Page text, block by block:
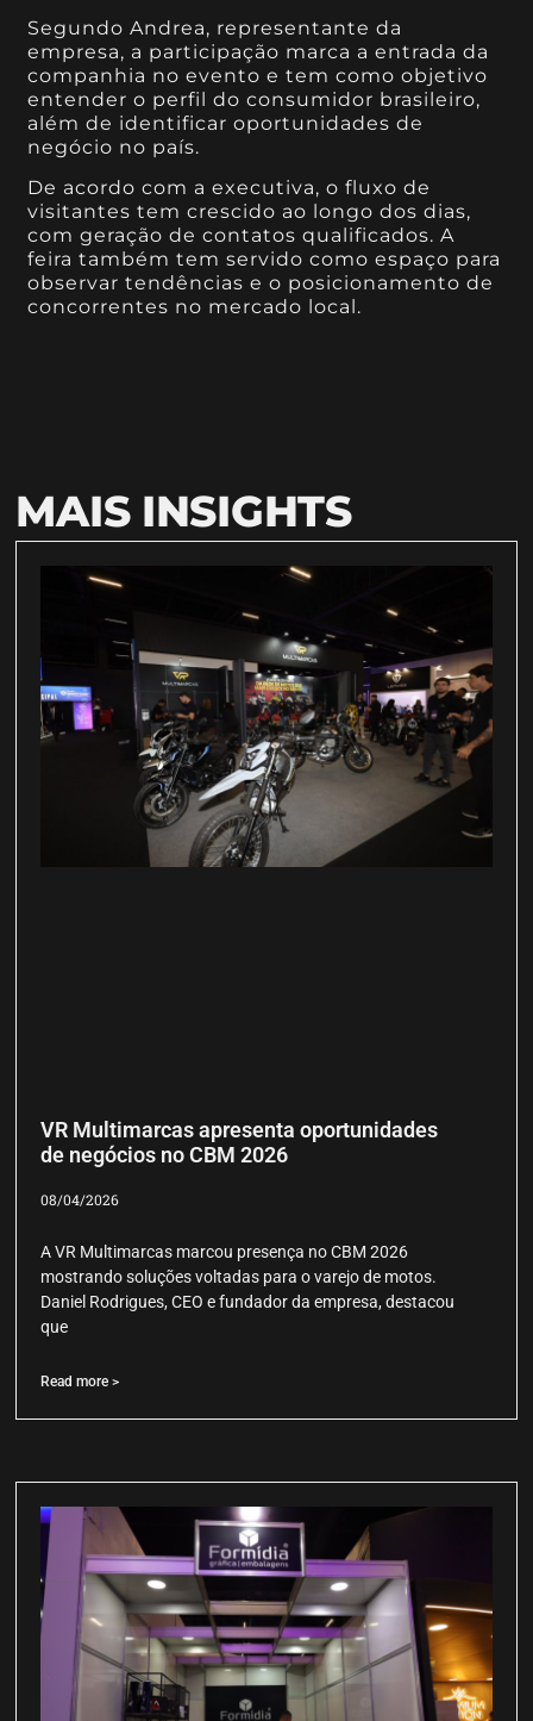
Segundo Andrea, representante da
empresa, a participação marca a entrada da
companhia no evento e tem como objetivo
entender o perfil do consumidor brasileiro,
além de identificar oportunidades de
negócio no país.
De acordo com a executiva, o fluxo de
visitantes tem crescido ao longo dos dias,
com geração de contatos qualificados. A
feira também tem servido como espaço para
observar tendências e o posicionamento de
concorrentes no mercado local.
MAIS INSIGHTS
VR Multimarcas apresenta oportunidades
de negócios no CBM 2026
08/04/2026
A VR Multimarcas marcou presença no CBM 2026
mostrando soluções voltadas para o varejo de motos.
Daniel Rodrigues, CEO e fundador da empresa, destacou
que
Read more >